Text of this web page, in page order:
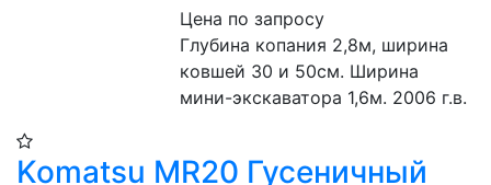
Цена по запросу
Глубина копания 2,8м, ширина
ковшей 30 и 50см. Ширина
мини-экскаватора 1,6м. 2006 г.в.
Komatsu MR20 Гусеничный